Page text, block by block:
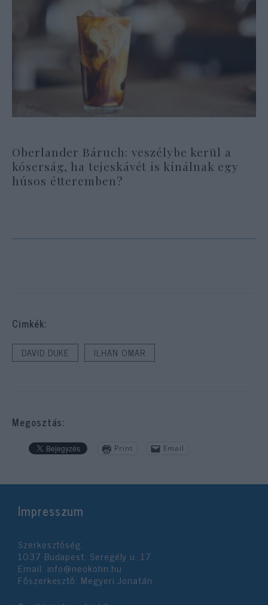
Oberlander Báruch: veszélybe kerül a
kóserság, ha tejeskávét is kínálnak egy
húsos étteremben?
Cimkék:
DAVID DUKE ILHAN OMAR
Megosztás:
Print Email
Impresszum
Szerkesztőség:
1037 Budapest, Seregély u. 17.
Email: info@neokohn.hu
Főszerkesztő: Megyeri Jonatán